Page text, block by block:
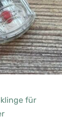
für